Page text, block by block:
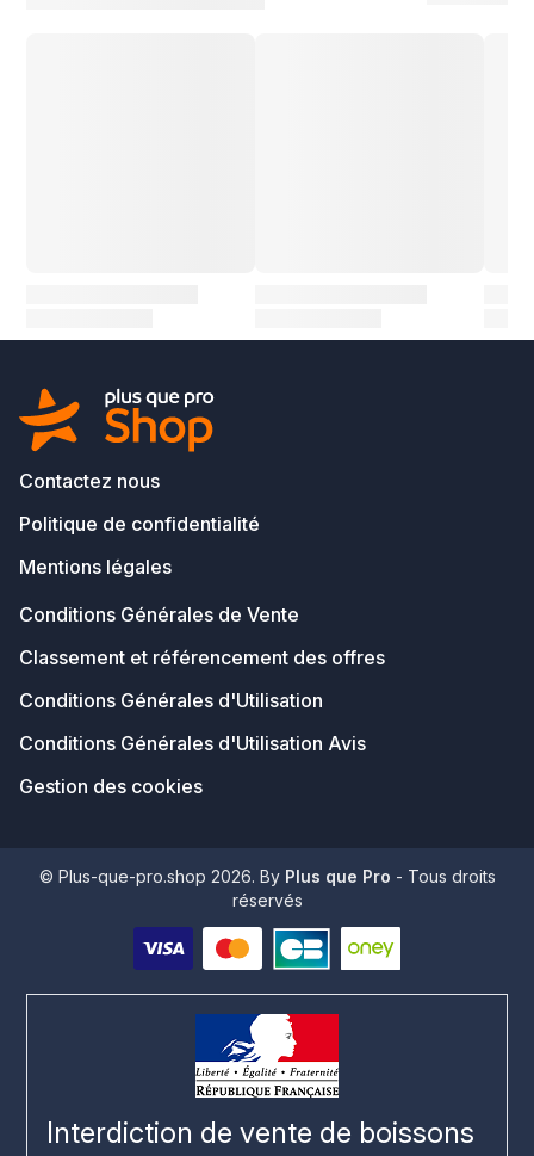
Contactez nous
Politique de confidentialité
Mentions légales
Conditions Générales de Vente
Classement et référencement des offres
Conditions Générales d'Utilisation
Conditions Générales d'Utilisation Avis
Gestion des cookies
© Plus-que-pro.shop 2026. By Plus que Pro - Tous droits
réservés
Interdiction de vente de boissons